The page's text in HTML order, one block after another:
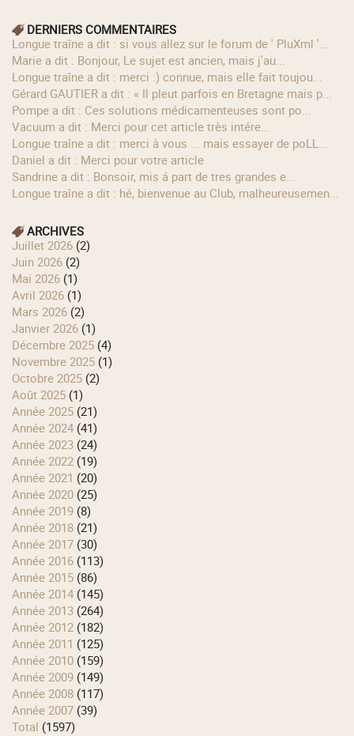
DERNIERS COMMENTAIRES
longue traîne a dit : si vous allez sur le forum de ' PluXml '...
Marie a dit : Bonjour, Le sujet est ancien, mais j'au...
longue traîne a dit : merci :) connue, mais elle fait toujou...
Gérard GAUTIER a dit : « Il pleut parfois en Bretagne mais p...
Pompe a dit : Ces solutions médicamenteuses sont po...
Vacuum a dit : Merci pour cet article très intére...
longue traîne a dit : merci à vous ... mais essayer de poLL...
Daniel a dit : Merci pour votre article
Sandrine a dit : Bonsoir, mis á part de tres grandes e...
longue traîne a dit : hé, bienvenue au Club, malheureusemen...
ARCHIVES
juillet 2026 (2)
juin 2026 (2)
mai 2026 (1)
avril 2026 (1)
mars 2026 (2)
janvier 2026 (1)
décembre 2025 (4)
novembre 2025 (1)
octobre 2025 (2)
août 2025 (1)
année 2025 (21)
année 2024 (41)
année 2023 (24)
année 2022 (19)
année 2021 (20)
année 2020 (25)
année 2019 (8)
année 2018 (21)
année 2017 (30)
année 2016 (113)
année 2015 (86)
année 2014 (145)
année 2013 (264)
année 2012 (182)
année 2011 (125)
année 2010 (159)
année 2009 (149)
année 2008 (117)
année 2007 (39)
total (1597)